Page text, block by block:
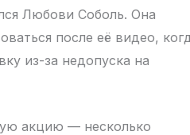
Любови Соболь. Она
после её видео,
из-за недопуска на
акцию — несколько